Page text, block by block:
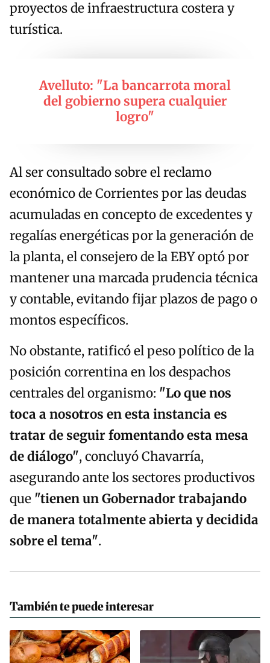
proyectos de infraestructura costera y
turística.
Avelluto: "La bancarrota moral
del gobierno supera cualquier
logro"
Al ser consultado sobre el reclamo
económico de Corrientes por las deudas
acumuladas en concepto de excedentes y
regalías energéticas por la generación de
la planta, el consejero de la EBY optó por
mantener una marcada prudencia técnica
y contable, evitando fijar plazos de pago o
montos específicos.
No obstante, ratificó el peso político de la
posición correntina en los despachos
centrales del organismo: "Lo que nos
toca a nosotros en esta instancia es
tratar de seguir fomentando esta mesa
de diálogo", concluyó Chavarría,
asegurando ante los sectores productivos
que "tienen un Gobernador trabajando
de manera totalmente abierta y decidida
sobre el tema".
También te puede interesar